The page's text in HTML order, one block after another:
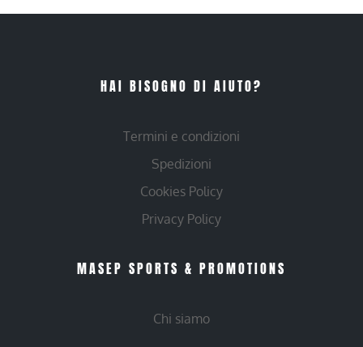
HAI BISOGNO DI AIUTO?
Termini e condizioni
Spedizioni
Cookies Policy
Privacy Policy
MASEP SPORTS & PROMOTIONS
Chi siamo